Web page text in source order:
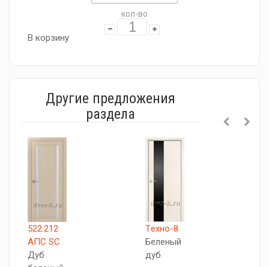
кол-во
В корзину
Другие предложения
раздела
522.212
АПС SC
Дуб
Tехно-8
Беленый
дуб